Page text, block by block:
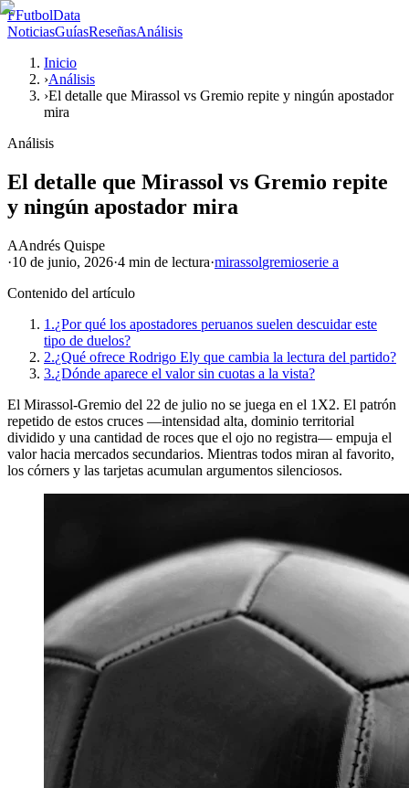
FFutbolData
NoticiasGuíasReseñasAnálisis
Inicio
›Análisis
›El detalle que Mirassol vs Gremio repite y ningún apostador
mira
Análisis
El detalle que Mirassol vs Gremio repite
y ningún apostador mira
AAndrés Quispe
·10 de junio, 2026·4 min de lectura·mirassolgremioserie a
Contenido del artículo
1.¿Por qué los apostadores peruanos suelen descuidar este
tipo de duelos?
2.¿Qué ofrece Rodrigo Ely que cambia la lectura del partido?
3.¿Dónde aparece el valor sin cuotas a la vista?
El Mirassol-Gremio del 22 de julio no se juega en el 1X2. El patrón
repetido de estos cruces —intensidad alta, dominio territorial
dividido y una cantidad de roces que el ojo no registra— empuja el
valor hacia mercados secundarios. Mientras todos miran al favorito,
los córners y las tarjetas acumulan argumentos silenciosos.